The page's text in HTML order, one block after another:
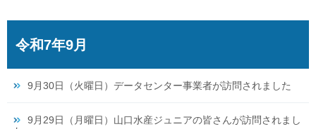
令和7年9月
9月30日（火曜日）データセンター事業者が訪問されました
9月29日（月曜日）山口水産ジュニアの皆さんが訪問されまし